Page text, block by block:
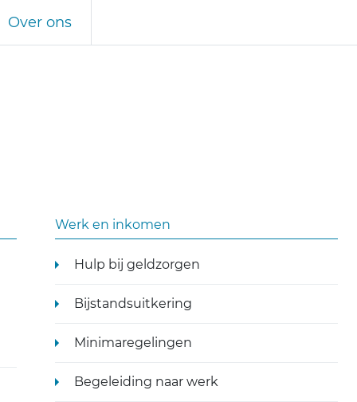
Over ons
Werk en inkomen
Hulp bij geldzorgen
Bijstandsuitkering
Minimaregelingen
Begeleiding naar werk